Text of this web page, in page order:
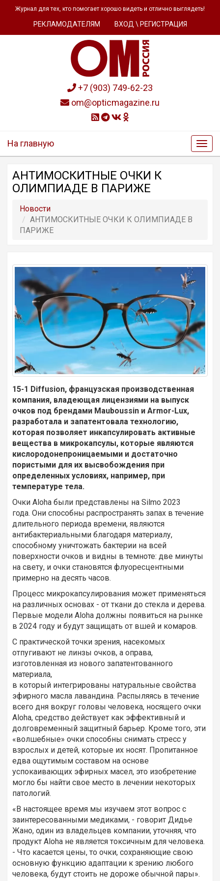
Журнал для тех, кто помогает хорошо видеть и отлично выглядеть!
РЕКЛАМОДАТЕЛЯМ ВХОД \ РЕГИСТРАЦИЯ
+7 (903) 749-62-23
om@opticmagazine.ru
На главную
АНТИМОСКИТНЫЕ ОЧКИ К
ОЛИМПИАДЕ В ПАРИЖЕ
Новости
АНТИМОСКИТНЫЕ ОЧКИ К ОЛИМПИАДЕ В
ПАРИЖЕ
15-1 Diffusion, французская производственная
компания, владеющая лицензиями на выпуск
очков под брендами Mauboussin и Armor-Lux,
разработала и запатентовала технологию,
которая позволяет инкапсулировать активные
вещества в микрокапсулы, которые являются
кислородонепроницаемыми и достаточно
пористыми для их высвобождения при
определенных условиях, например, при
температуре тела.
Очки Aloha были представлены на Silmo 2023
года. Они способны распространять запах в течение
длительного периода времени, являются
антибактериальными благодаря материалу,
способному уничтожать бактерии на всей
поверхности очков и видны в темноте: две минуты
на свету, и очки становятся флуоресцентными
примерно на десять часов.
Процесс микрокапсулирования может применяться
на различных основах - от ткани до стекла и дерева.
Первые модели Aloha должны появиться на рынке
в 2024 году и будут защищать от вшей и комаров.
С практической точки зрения, насекомых
отпугивают не линзы очков, а оправа,
изготовленная из нового запатентованного
материала,
в который интегрированы натуральные свойства
эфирного масла лавандина. Распыляясь в течение
всего дня вокруг головы человека, носящего очки
Aloha, средство действует как эффективный и
долговременный защитный барьер. Кроме того, эти
«волшебные» очки способны снимать стресс у
взрослых и детей, которые их носят. Пропитанное
едва ощутимым составом на основе
успокаивающих эфирных масел, это изобретение
могло бы найти свое место в лечении некоторых
патологий.
«В настоящее время мы изучаем этот вопрос с
заинтересованными медиками, - говорит Дидье
Жано, один из владельцев компании, уточняя, что
продукт Aloha не является токсичным для человека.
- Что касается цены, то очки, сохраняющие свою
основную функцию адаптации к зрению любого
человека, будут стоить не дороже обычной пары».